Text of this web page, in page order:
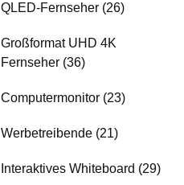
QLED-Fernseher (26)
Großformat UHD 4K
Fernseher (36)
Computermonitor (23)
Werbetreibende (21)
Interaktives Whiteboard (29)